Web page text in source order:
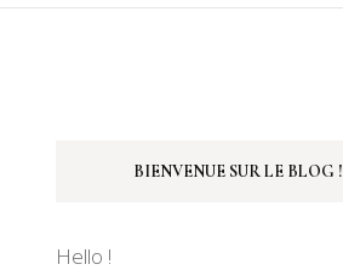
BIENVENUE SUR LE BLOG !
Hello !